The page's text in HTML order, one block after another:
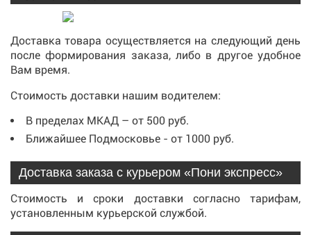
Доставка товара осуществляется на следующий день
после формирования заказа, либо в другое удобное
Вам время.
Стоимость доставки нашим водителем:
В пределах МКАД – от 500 руб.
Ближайшее Подмосковье - от 1000 руб.
Доставка заказа с курьером «Пони экспресс»
Стоимость и сроки доставки согласно тарифам,
установленным курьерской службой.